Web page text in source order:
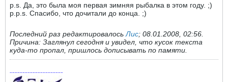
p.s. Да, это была моя первая зимняя рыбалка в этом году. ;)
p.p.s. Спасибо, что дочитали до конца. ;)
Последний раз редактировалось Лис; 08.01.2008, 02:56
Причина: Заглянул сегодня и увидел, что кусок текста
куда-то пропал, пришлось дописывать по памяти.
~~~~~~~~~~~~~~~~~~~~~